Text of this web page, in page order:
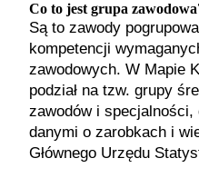
Co to jest grupa
Są to zawody
kompetencji
zawodowych. W Mapie
podział na tzw. grupy
zawodów i
danymi o zarobkach i
Głównego Urzędu